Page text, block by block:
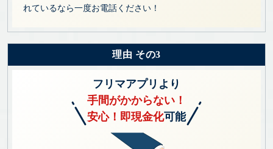
れているなら一度お電話ください！
理由 その3
フリマアプリより
手間がかからない！
安心！即現金化可能